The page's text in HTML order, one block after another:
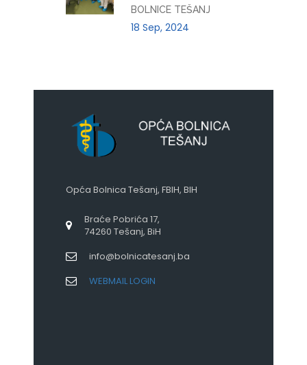
BOLNICE TEŠANJ
18 Sep, 2024
Opća Bolnica Tešanj, FBIH, BIH
Braće Pobrića 17,
74260 Tešanj, BiH
info@bolnicatesanj.ba
WEBMAIL LOGIN